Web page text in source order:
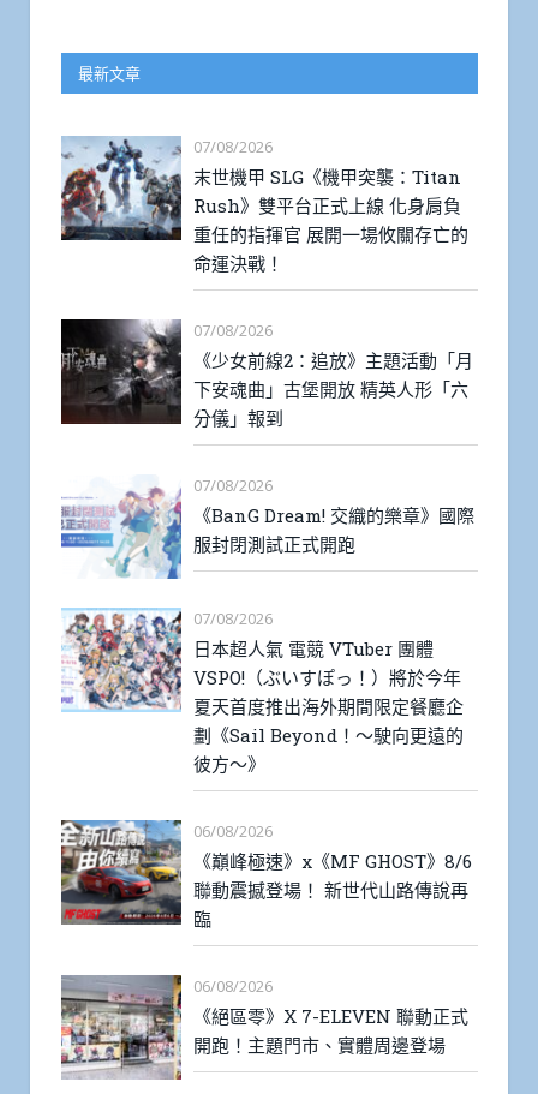
最新文章
07/08/2026
末世機甲 SLG《機甲突襲：Titan
Rush》雙平台正式上線 化身肩負
重任的指揮官 展開一場攸關存亡的
命運決戰！
07/08/2026
《少女前線2：追放》主題活動「月
下安魂曲」古堡開放 精英人形「六
分儀」報到
07/08/2026
《BanG Dream! 交織的樂章》國際
服封閉測試正式開跑
07/08/2026
日本超人氣 電競 VTuber 團體
VSPO!（ぶいすぽっ！）將於今年
夏天首度推出海外期間限定餐廳企
劃《Sail Beyond！～駛向更遠的
彼方～》
06/08/2026
《巔峰極速》x《MF GHOST》8/6
聯動震撼登場！ 新世代山路傳說再
臨
06/08/2026
《絕區零》X 7-ELEVEN 聯動正式
開跑！主題門市、實體周邊登場